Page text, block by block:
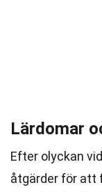
Lärdomar
Efter olyckan
åtgärder för att